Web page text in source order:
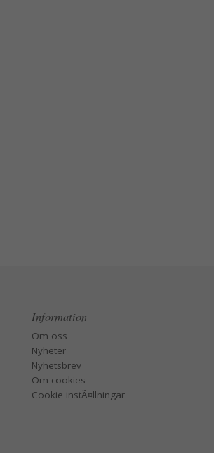
Information
Om oss
Nyheter
Nyhetsbrev
Om cookies
Cookie instÃ¤llningar